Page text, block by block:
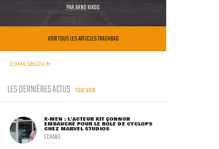
PARARNO KIKOO
VOIR TOUS LES ARTICLES TRASHBAG
COMICSBLOG.fr
LES DERNIÈRES ACTUS TOUT VOIR
X-MEN : L'ACTEUR KIT CONNOR
EMBAUCHÉ POUR LE RÔLE DE CYCLOPS
CHEZ MARVEL STUDIOS
ECRANS